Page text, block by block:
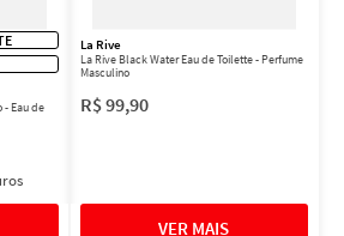
- Eau de
La Rive
La Rive Black Water Eau de Toilette - Perfume
Masculino
R$99,90